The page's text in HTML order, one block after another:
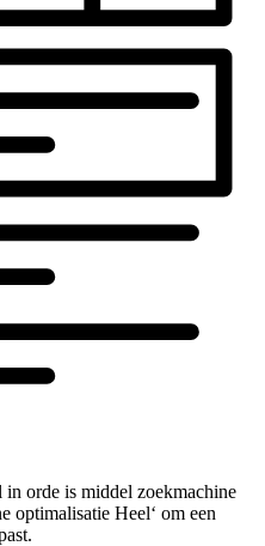
orde is middel zoekmachine
optimalisatie Heel‘ om een